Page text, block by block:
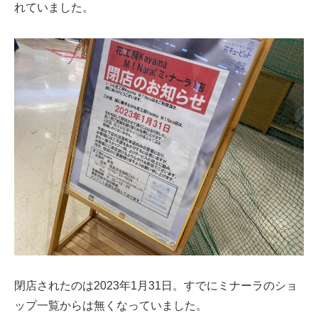
れていました。
閉店されたのは2023年1月31日。すでにミナーラのショ
ップ一覧からは無くなっていました。